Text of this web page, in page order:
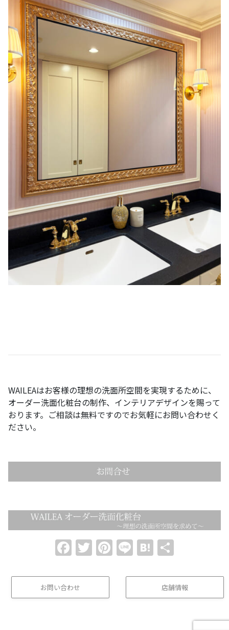
WAILEAはお客様の理想の洗面所空間を実現するために、
オーダー洗面化粧台の制作、インテリアデザインを賜って
おります。ご相談は無料ですのでお気軽にお問い合わせく
ださい。
Facebook
Twitter
Pinterest
LineHatena
お問い合わせ 店舗情報